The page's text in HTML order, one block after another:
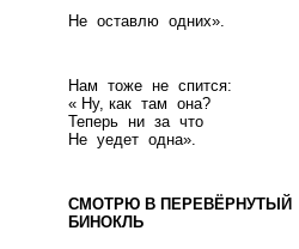
Не оставлю одних».
Нам тоже не спится:
« Ну, как там она?
Теперь ни за что
Не уедет одна».
СМОТРЮ В ПЕРЕВЁРНУТЫЙ
БИНОКЛЬ